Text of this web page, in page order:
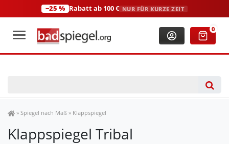
−25 % Rabatt ab 100 € NUR FÜR KURZE ZEIT
+49 (0)2306 3744580 0
Spiegel Shop
» Spiegel nach Maß » Klappspiegel
Klappspiegel Tribal